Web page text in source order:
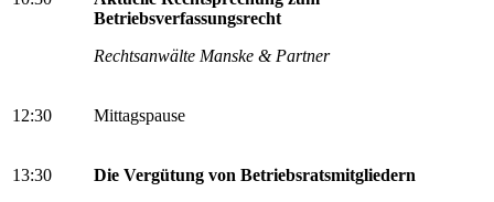
Betriebsverfassungsrecht
Rechtsanwälte Manske & Partner
12:30 Mittagspause
13:30
Die Vergütung von Betriebsratsmitgliedern